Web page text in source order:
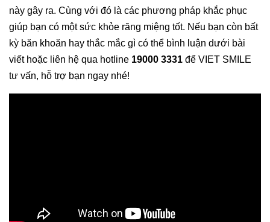
này gây ra. Cùng với đó là các phương pháp khắc phục
giúp bạn có một sức khỏe răng miệng tốt. Nếu bạn còn bất
kỳ băn khoăn hay thắc mắc gì có thể bình luận dưới bài
viết hoặc liên hệ qua hotline 19000 3331 để VIET SMILE
tư vấn, hỗ trợ bạn ngay nhé!